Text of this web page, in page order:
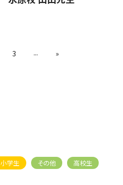
3 ... »
小学生 その他
高校生